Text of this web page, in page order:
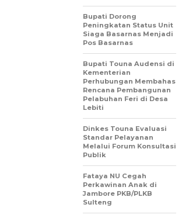
Bupati Dorong
Peningkatan Status Unit
Siaga Basarnas Menjadi
Pos Basarnas
Bupati Touna Audensi di
Kementerian
Perhubungan Membahas
Rencana Pembangunan
Pelabuhan Feri di Desa
Lebiti
Dinkes Touna Evaluasi
Standar Pelayanan
Melalui Forum Konsultasi
Publik
Fataya NU Cegah
Perkawinan Anak di
Jambore PKB/PLKB
Sulteng